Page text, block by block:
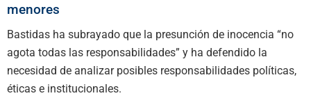
menores
Bastidas ha subrayado que la presunción de inocencia “no
agota todas las responsabilidades” y ha defendido la
necesidad de analizar posibles responsabilidades políticas,
éticas e institucionales.